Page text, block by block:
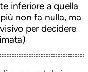
inferiore a quella
non fa nulla, ma
per decidere